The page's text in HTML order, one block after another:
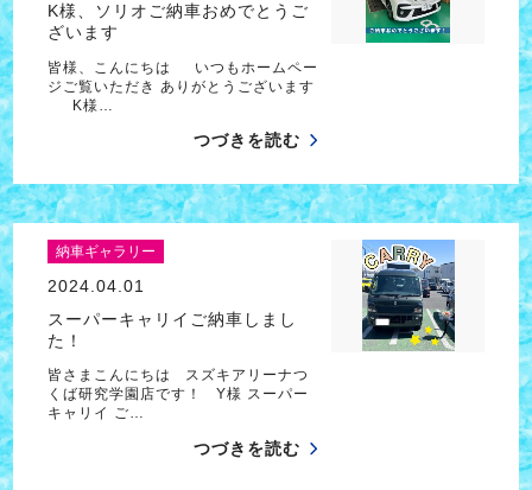
K様、ソリオご納車おめでとうご
ざいます
皆様、こんにちは いつもホームペー
ジご覧いただき ありがとうございます
K様…
つづきを読む
納車ギャラリー
2024.04.01
スーパーキャリイご納車しまし
た！
皆さまこんにちは スズキアリーナつ
くば研究学園店です！ Y様 スーパー
キャリイ ご…
つづきを読む